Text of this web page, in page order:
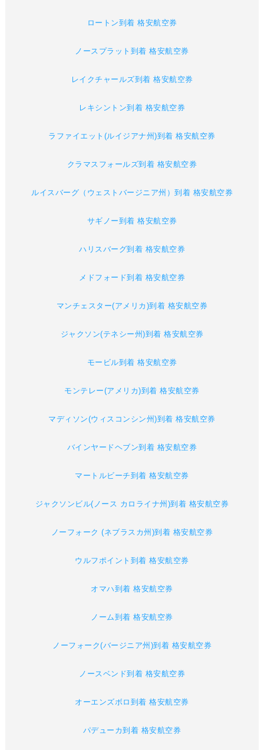
ロートン到着 格安航空券
ノースプラット到着 格安航空券
レイクチャールズ到着 格安航空券
レキシントン到着 格安航空券
ラファイエット(ルイジアナ州)到着 格安航空券
クラマスフォールズ到着 格安航空券
ルイスバーグ（ウェストバージニア州）到着 格安航空券
サギノー到着 格安航空券
ハリスバーグ到着 格安航空券
メドフォード到着 格安航空券
マンチェスター(アメリカ)到着 格安航空券
ジャクソン(テネシー州)到着 格安航空券
モービル到着 格安航空券
モンテレー(アメリカ)到着 格安航空券
マディソン(ウィスコンシン州)到着 格安航空券
バインヤードヘブン到着 格安航空券
マートルビーチ到着 格安航空券
ジャクソンビル(ノース カロライナ州)到着 格安航空券
ノーフォーク (ネブラスカ州)到着 格安航空券
ウルフポイント到着 格安航空券
オマハ到着 格安航空券
ノーム到着 格安航空券
ノーフォーク(バージニア州)到着 格安航空券
ノースベンド到着 格安航空券
オーエンズボロ到着 格安航空券
パデューカ到着 格安航空券